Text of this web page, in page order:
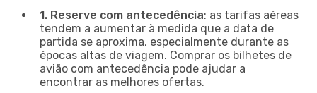
1. Reserve com antecedência: as tarifas aéreas
tendem a aumentar à medida que a data de
partida se aproxima, especialmente durante as
épocas altas de viagem. Comprar os bilhetes de
avião com antecedência pode ajudar a
encontrar as melhores ofertas.